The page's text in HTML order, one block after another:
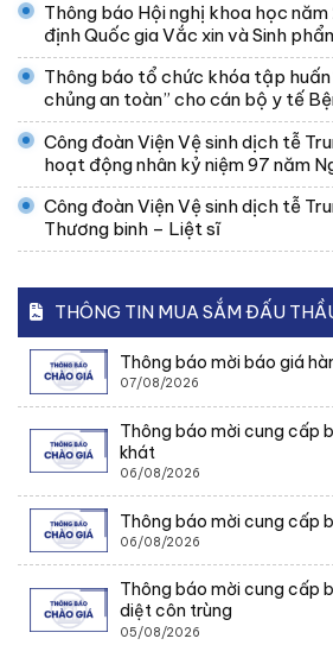
Thông báo Hội nghị khoa học
định Quốc gia Vắc xin và Sinh
Thông báo tổ chức khóa tập huấn
chủng an toàn” cho cán bộ y tế
ương
Công đoàn Viện Vệ sinh dịch tễ
hoạt động nhân kỷ niệm 97 năm
đoàn Việt Nam
Công đoàn Viện Vệ sinh dịch tễ
Thương binh – Liệt sĩ
THÔNG TIN MUA SẮM ĐẤU
Thông báo mời báo giá
07/08/2026
Thông báo mời cung cấp
khát
06/08/2026
Thông báo mời cung cấp
06/08/2026
Thông báo mời cung cấp
diệt côn trùng
05/08/2026